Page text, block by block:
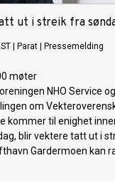
ut i streik fra
Parat Pressemelding
møter
NHO Service
om
kommer til enighet
blir vektere tatt ut i
Gardermoen kan